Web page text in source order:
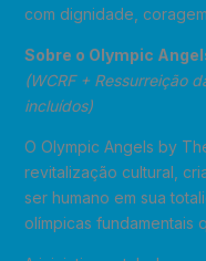
com dignidade,
Sobre o Olympic
(WCRF + Ressurreição
incluídos)
O Olympic Angels by
revitalização cultural,
ser humano em sua
olímpicas fundamentais